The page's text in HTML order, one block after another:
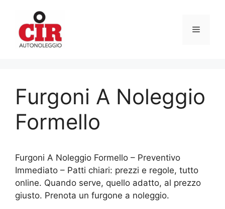
contenuto
Menu
Furgoni A Noleggio
Formello
Furgoni A Noleggio Formello – Preventivo
Immediato – Patti chiari: prezzi e regole, tutto
online. Quando serve, quello adatto, al prezzo
giusto. Prenota un furgone a noleggio.